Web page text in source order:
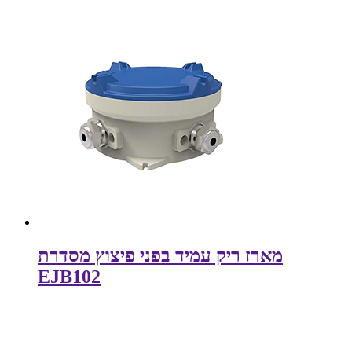
מארז ריק עמיד בפני פיצוץ מסדרת
EJB102